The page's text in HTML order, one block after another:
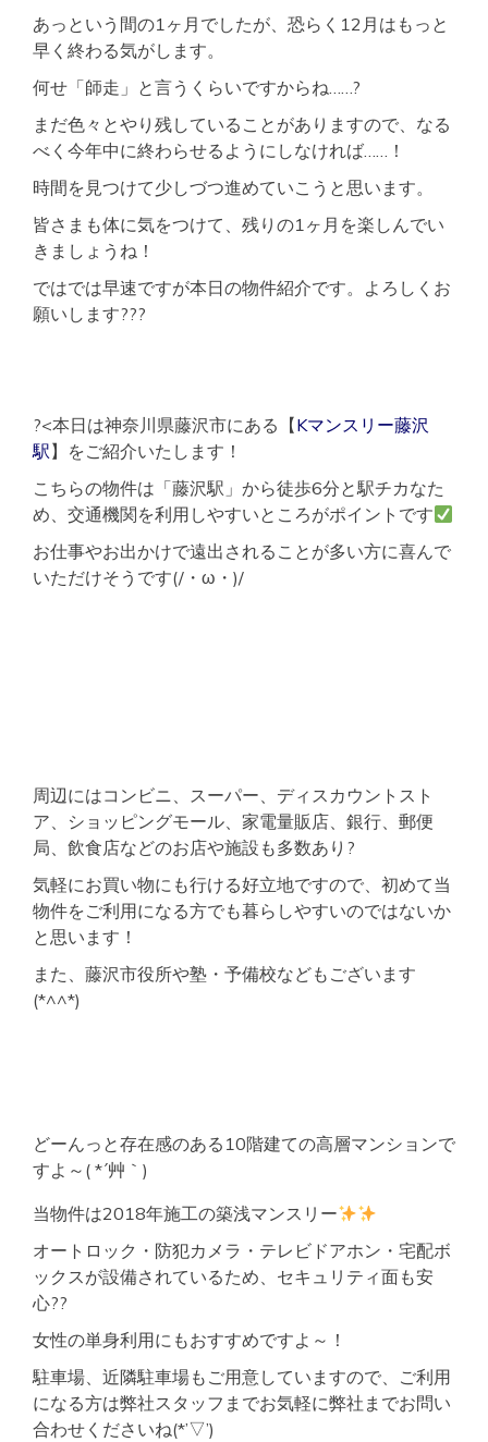
あっという間の1ヶ月でしたが、恐らく12月はもっと
早く終わる気がします。
何せ「師走」と言うくらいですからね……?
まだ色々とやり残していることがありますので、なる
べく今年中に終わらせるようにしなければ……！
時間を見つけて少しづつ進めていこうと思います。
皆さまも体に気をつけて、残りの1ヶ月を楽しんでい
きましょうね！
ではでは早速ですが本日の物件紹介です。よろしくお
願いします???
?<本日は神奈川県藤沢市にある【Kマンスリー藤沢
駅】をご紹介いたします！
こちらの物件は「藤沢駅」から徒歩6分と駅チカなた
め、交通機関を利用しやすいところがポイントです
お仕事やお出かけで遠出されることが多い方に喜んで
いただけそうです(/・ω・)/
周辺にはコンビニ、スーパー、ディスカウントスト
ア、ショッピングモール、家電量販店、銀行、郵便
局、飲食店などのお店や施設も多数あり?
気軽にお買い物にも行ける好立地ですので、初めて当
物件をご利用になる方でも暮らしやすいのではないか
と思います！
また、藤沢市役所や塾・予備校などもございます
(*^^*)
どーんっと存在感のある10階建ての高層マンションで
すよ～( *´艸｀)
当物件は2018年施工の築浅マンスリー
オートロック・防犯カメラ・テレビドアホン・宅配ボ
ックスが設備されているため、セキュリティ面も安
心??
女性の単身利用にもおすすめですよ～！
駐車場、近隣駐車場もご用意していますので、ご利用
になる方は弊社スタッフまでお気軽に弊社までお問い
合わせくださいね(*’▽’)